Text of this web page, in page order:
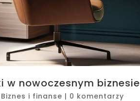
w nowoczesnym biznesie
Biznes i finanse | 0 komentarzy